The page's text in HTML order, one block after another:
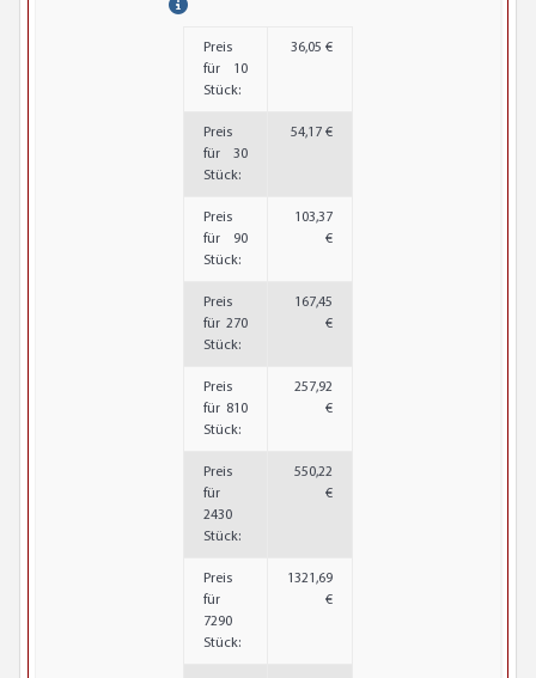
Preis
für 10
Stück:
36,05 €
Preis
für 30
Stück:
54,17 €
Preis
für 90
Stück:
103,37
€
Preis
für 270
Stück:
167,45
€
Preis
für 810
Stück:
257,92
€
Preis
für
2430
Stück:
550,22
€
Preis
für
7290
Stück:
1321,69
€